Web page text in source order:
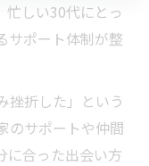
忙しい30代にとっ
サポート体制が整
挫折した」という
のサポートや仲間
に合った出会い方